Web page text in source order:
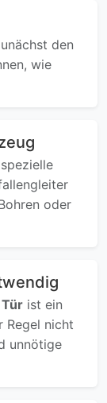
den
wie
oder
ist ein
Regel nicht
unnötige